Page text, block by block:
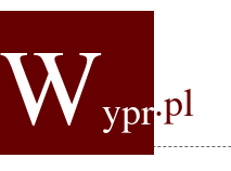
Wypr.pl